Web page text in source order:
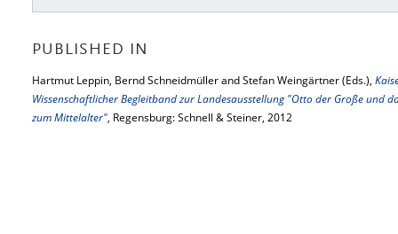
PUBLISHED IN
Hartmut Leppin, Bernd Schneidmüller and Stefan Weingärtner (Eds.),
Wissenschaftlicher Begleitband zur Landesausstellung "Otto der Große und
zum Mittelalter", Regensburg: Schnell & Steiner, 2012